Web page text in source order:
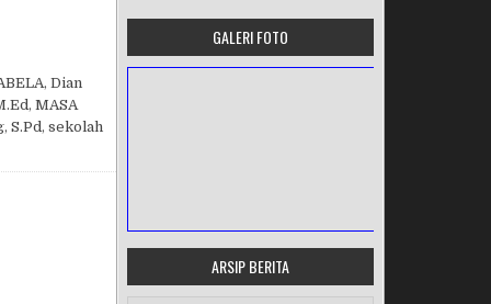
, Dian
, MASA
, S.Pd, sekolah
GALERI FOTO
ARSIP BERITA